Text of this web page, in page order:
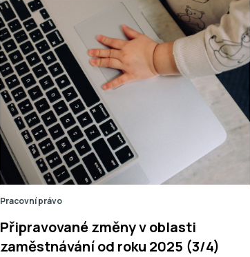
Pracovní právo
Připravované změny v oblasti
zaměstnávání od roku 2025 (3/4)